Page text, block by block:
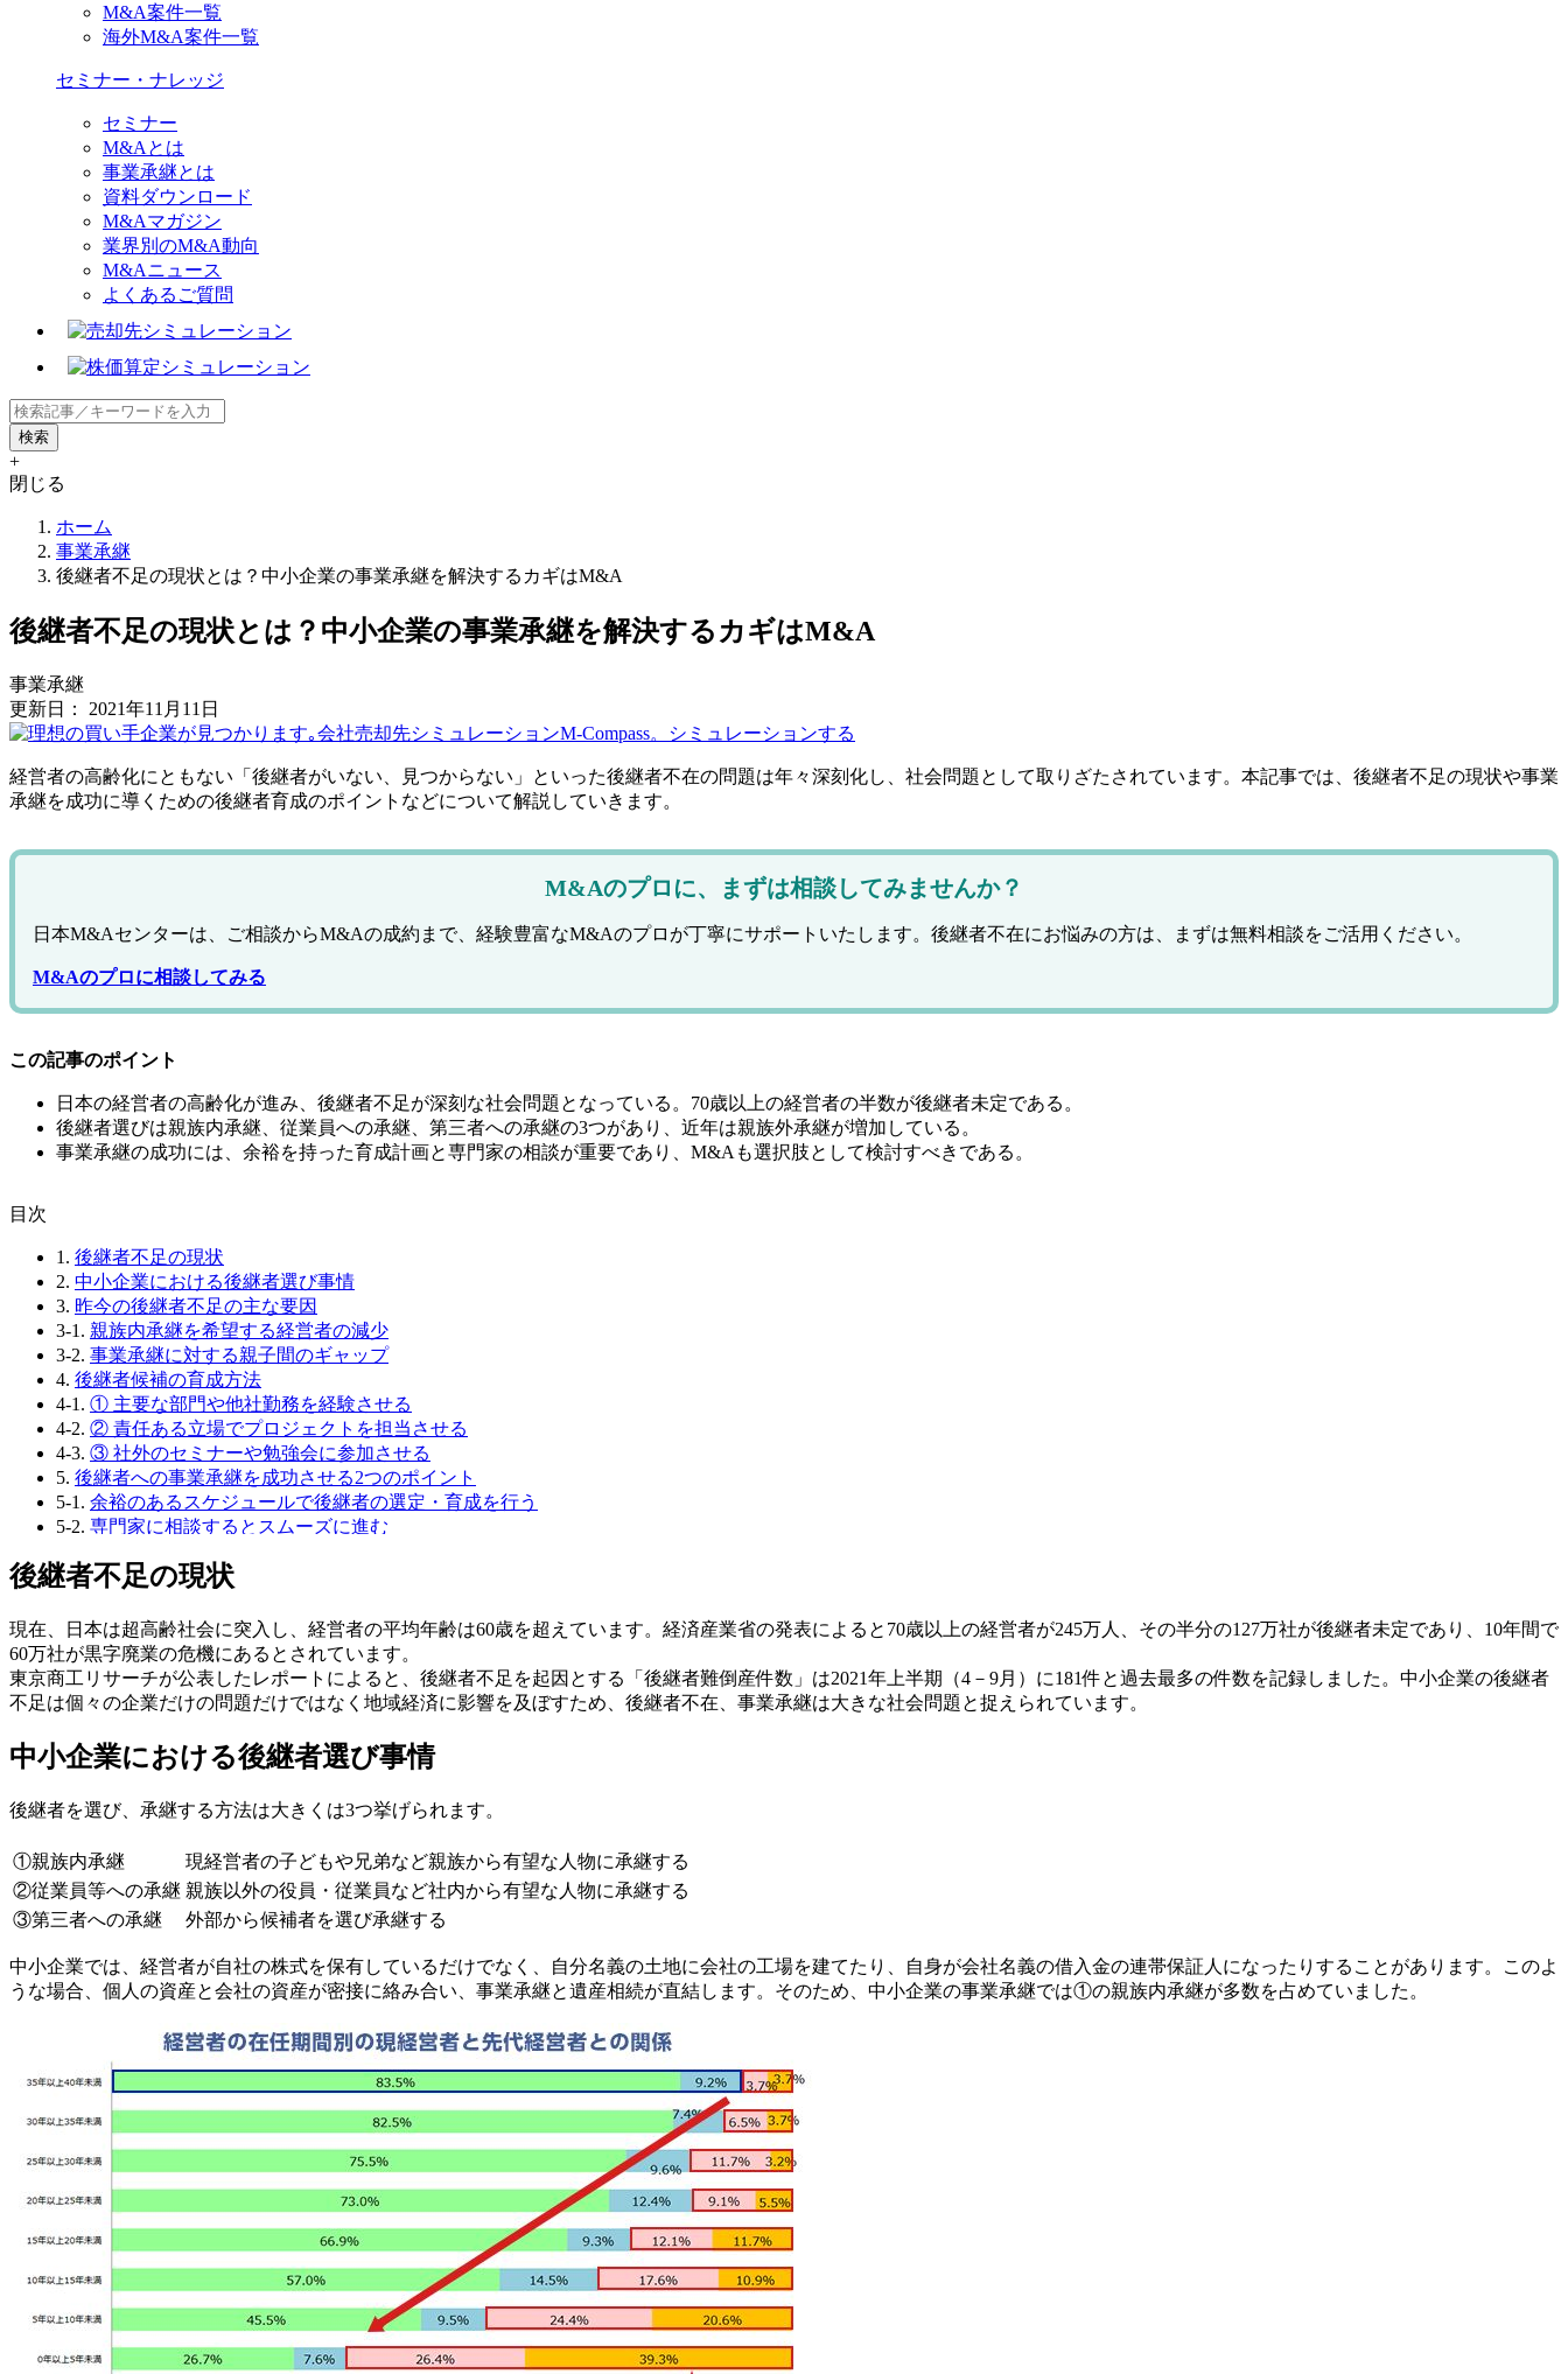
M&A案件一覧
海外M&A案件一覧
セミナー・ナレッジ
セミナー
M&Aとは
事業承継とは
資料ダウンロード
M&Aマガジン
業界別のM&A動向
M&Aニュース
よくあるご質問
+
閉じる
ホーム
事業承継
後継者不足の現状とは？中小企業の事業承継を解決するカギはM&A
後継者不足の現状とは？中小企業の事業承継を解決するカギはM&A
事業承継
更新日： 2021年11月11日
経営者の高齢化にともない「後継者がいない、見つからない」といった後継者不在の問題は年々深刻化し、社会問題として取りざたされています。本記事では、後継者不足の現状や事業
承継を成功に導くための後継者育成のポイントなどについて解説していきます。
M&Aのプロに、まずは相談してみませんか？
日本M&Aセンターは、ご相談からM&Aの成約まで、経験豊富なM&Aのプロが丁寧にサポートいたします。後継者不在にお悩みの方は、まずは無料相談をご活用ください。
M&Aのプロに相談してみる
この記事のポイント
日本の経営者の高齢化が進み、後継者不足が深刻な社会問題となっている。70歳以上の経営者の半数が後継者未定である。
後継者選びは親族内承継、従業員への承継、第三者への承継の3つがあり、近年は親族外承継が増加している。
事業承継の成功には、余裕を持った育成計画と専門家の相談が重要であり、M&Aも選択肢として検討すべきである。
⽬次
1. 後継者不足の現状
2. 中小企業における後継者選び事情
3. 昨今の後継者不足の主な要因
3-1. 親族内承継を希望する経営者の減少
3-2. 事業承継に対する親子間のギャップ
4. 後継者候補の育成方法
4-1. ① 主要な部門や他社勤務を経験させる
4-2. ② 責任ある立場でプロジェクトを担当させる
4-3. ③ 社外のセミナーや勉強会に参加させる
5. 後継者への事業承継を成功させる2つのポイント
5-1. 余裕のあるスケジュールで後継者の選定・育成を行う
5-2. 専門家に相談するとスムーズに進む
7.終わりに
後継者不足の現状
現在、日本は超高齢社会に突入し、経営者の平均年齢は60歳を超えています。経済産業省の発表によると70歳以上の経営者が245万人、その半分の127万社が後継者未定であり、10年間で
60万社が黒字廃業の危機にあるとされています。
東京商工リサーチが公表したレポートによると、後継者不足を起因とする「後継者難倒産件数」は2021年上半期（4－9月）に181件と過去最多の件数を記録しました。中小企業の後継者
不足は個々の企業だけの問題だけではなく地域経済に影響を及ぼすため、後継者不在、事業承継は大きな社会問題と捉えられています。
中小企業における後継者選び事情
後継者を選び、承継する方法は大きくは3つ挙げられます。
①親族内承継
現経営者の子どもや兄弟など親族から有望な人物に承継する
②従業員等への承継 親族以外の役員・従業員など社内から有望な人物に承継する
③第三者への承継
外部から候補者を選び承継する
中小企業では、経営者が自社の株式を保有しているだけでなく、自分名義の土地に会社の工場を建てたり、自身が会社名義の借入金の連帯保証人になったりすることがあります。このよ
うな場合、個人の資産と会社の資産が密接に絡み合い、事業承継と遺産相続が直結します。そのため、中小企業の事業承継では①の親族内承継が多数を占めていました。